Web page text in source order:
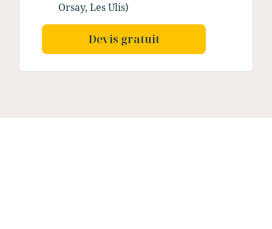
Orsay, Les Ulis)
Devis gratuit